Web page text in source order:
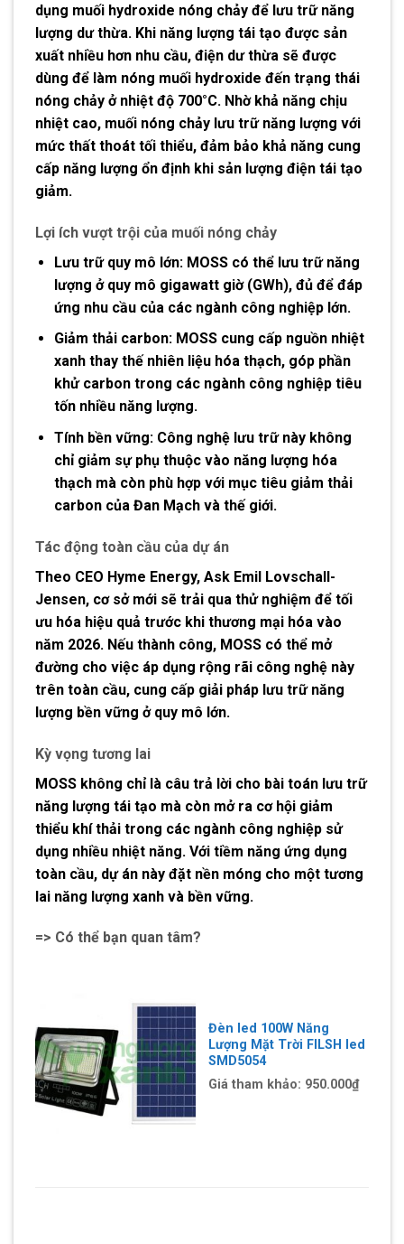
dụng muối hydroxide nóng chảy để lưu trữ năng
lượng dư thừa. Khi năng lượng tái tạo được sản
xuất nhiều hơn nhu cầu, điện dư thừa sẽ được
dùng để làm nóng muối hydroxide đến trạng thái
nóng chảy ở nhiệt độ 700°C. Nhờ khả năng chịu
nhiệt cao, muối nóng chảy lưu trữ năng lượng với
mức thất thoát tối thiểu, đảm bảo khả năng cung
cấp năng lượng ổn định khi sản lượng điện tái tạo
giảm.
Lợi ích vượt trội của muối nóng chảy
Lưu trữ quy mô lớn:MOSS có thể lưu trữ năng
lượng ở quy mô gigawatt giờ (GWh), đủ để đáp
ứng nhu cầu của các ngành công nghiệp lớn.
Giảm thải carbon:MOSS cung cấp nguồn nhiệt
xanh thay thế nhiên liệu hóa thạch, góp phần
khử carbon trong các ngành công nghiệp tiêu
tốn nhiều năng lượng.
Tính bền vững:Công nghệ lưu trữ này không
chỉ giảm sự phụ thuộc vào năng lượng hóa
thạch mà còn phù hợp với mục tiêu giảm thải
carbon của Đan Mạch và thế giới.
Tác động toàn cầu của dự án
Theo CEO Hyme Energy, Ask Emil Lovschall-
Jensen, cơ sở mới sẽ trải qua thử nghiệm để tối
ưu hóa hiệu quả trước khi thương mại hóa vào
năm 2026. Nếu thành công, MOSS có thể mở
đường cho việc áp dụng rộng rãi công nghệ này
trên toàn cầu, cung cấp giải pháp lưu trữ năng
lượng bền vững ở quy mô lớn.
Kỳ vọng tương lai
MOSS không chỉ là câu trả lời cho bài toán lưu trữ
năng lượng tái tạo mà còn mở ra cơ hội giảm
thiểu khí thải trong các ngành công nghiệp sử
dụng nhiều nhiệt năng. Với tiềm năng ứng dụng
toàn cầu, dự án này đặt nền móng cho một tương
lai năng lượng xanh và bền vững.
=> Có thể bạn quan tâm?
Đèn led 100W Năng
Lượng Mặt Trời FILSH led
SMD5054
Giá tham khảo: 950.000₫